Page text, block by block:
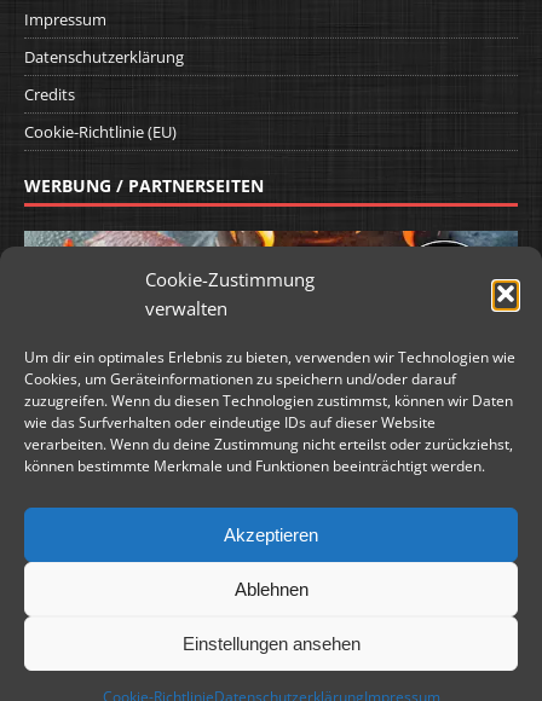
Cookie-Zustimmung
verwalten
Um dir ein optimales Erlebnis zu bieten, verwenden wir Technologien wie
Cookies, um Geräteinformationen zu speichern und/oder darauf
zuzugreifen. Wenn du diesen Technologien zustimmst, können wir Daten
wie das Surfverhalten oder eindeutige IDs auf dieser Website
verarbeiten. Wenn du deine Zustimmung nicht erteilst oder zurückziehst,
können bestimmte Merkmale und Funktionen beeinträchtigt werden.
Akzeptieren
Ablehnen
Einstellungen ansehen
Cookie-RichtlinieDatenschutzerklärungImpressum
Impressum
Datenschutzerklärung
Credits
Cookie-Richtlinie (EU)
WERBUNG / PARTNERSEITEN
WERBUNG / PARTNERSEITEN